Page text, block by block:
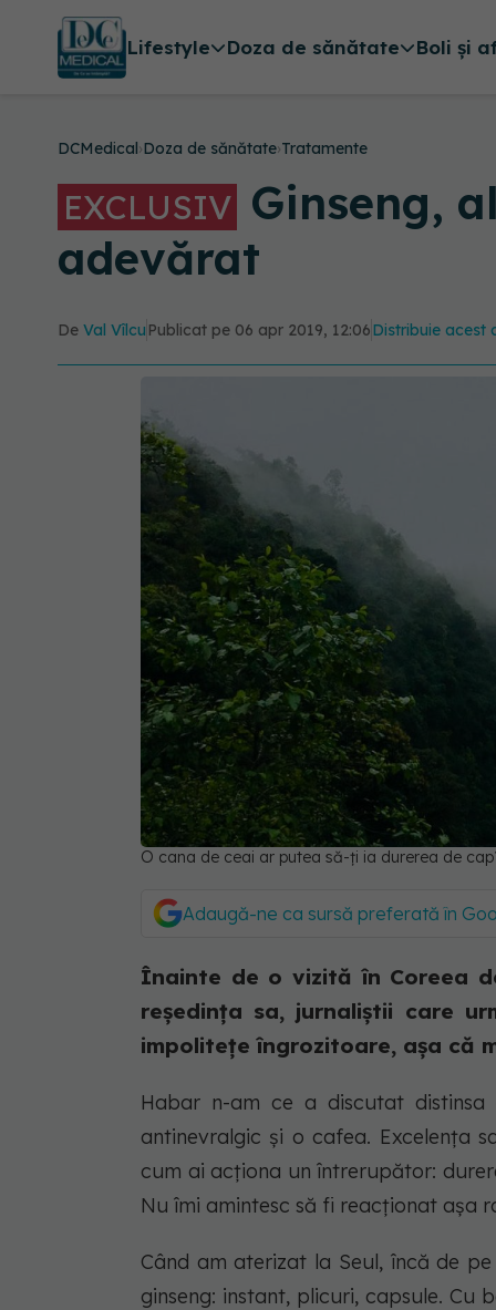
Lifestyle Doza de sănătate Boli și
DCMedical›Doza de sănătate›Tratamente
EXCLUSIV Ginseng,
adevărat
De Val Vîlcu Publicat pe 06 apr 2019, 12:06Distribuie acest
O cana de ceai ar putea să-ți ia durerea de
Adaugă-ne ca sursă preferată în
Înainte de o vizită în Coreea
reședința sa, jurnaliștii care
impolitețe îngrozitoare, așa că
Habar n-am ce a discutat
antinevralgic și o cafea. Excelența
cum ai acționa un întrerupător:
Nu îmi amintesc să fi reacționat așa
Când am aterizat la Seul, încă de
ginseng: instant, plicuri, capsule.